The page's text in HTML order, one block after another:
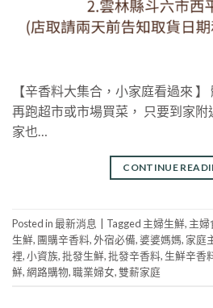
【辛香料大集合，小家庭看過來
再跑超市或市場買菜， 只要到家附
家也…
CONTINUE
Posted in最新消息 Tagged 主婦生鮮, 主婦
生鮮, 團購辛香料,外宿必備,婆婆媽媽, 家庭
裡,小資族,批發生鮮,批發辛香料, 生鮮辛香
鮮,網路購物,職業婦女,雙薪家庭